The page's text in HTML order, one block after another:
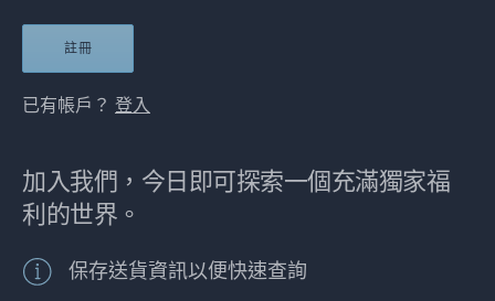
註冊
已有帳戶？ 登入
加入我們，今日即可探索一個充滿獨家福
利的世界。
保存送貨資訊以便快速查詢